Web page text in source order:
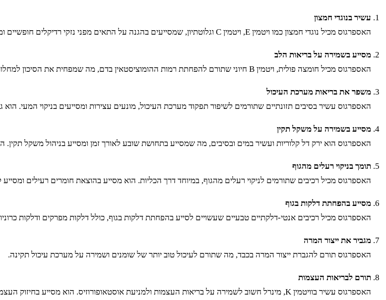
עשיר בנוגדי חמצון
האספרגוס מכיל נוגדי חמצון כמו ויטמין E, ויטמין C וגלוטתיון, שמסייעים בהגנה על התאים מפני נזקי רדיקלים חופשיים ומפחיתים את הסיכון למחלות כרוניות כמו סרטן ומחלות לב.
מסייע בשמירה על בריאות הלב
האספרגוס מכיל חומצה פולית, ויטמין B חיוני שתורם להפחתת רמות ההומוציסטאין בדם, מה שמפחית את הסיכון למחלות לב וכלי דם.
משפר את בריאות מערכת העיכול
האספרגוס עשיר בסיבים תזונתיים שתורמים לשיפור תפקוד מערכת העיכול, מונעים עצירות ומסייעים בניקוי המעי. הוא
מסייע בשמירה על משקל תקין
האספרגוס הוא ירק דל קלוריות ועשיר במים ובסיבים, מה שמסייע בתחושת שובע לאורך זמן ומסייע בניהול משקל
תומך בניקוי רעלים מהגוף
האספרגוס מכיל רכיבים שתורמים לניקוי רעלים מהגוף, במיוחד דרך הכליות. הוא מסייע בהוצאת חומרים רעילים
מסייע בהפחתת דלקות בגוף
האספרגוס מכיל רכיבים אנטי-דלקתיים טבעיים שעשויים לסייע בהפחתת דלקות בגוף, כולל דלקות מפרקים ודלקות
מגביר את ייצור המרה
האספרגוס תורם להגברת ייצור המרה בכבד, מה שתורם לעיכול טוב יותר של שומנים ושמירה על מערכת עיכול תקינה.
תורם לבריאות העצמות
האספרגוס עשיר בוויטמין K, מינרל חשוב לשמירה על בריאות העצמות ולמניעת אוסטאופורוזיס. הוא מסייע בחיזוק העצמות ותומך בצפיפות עצם טובה.